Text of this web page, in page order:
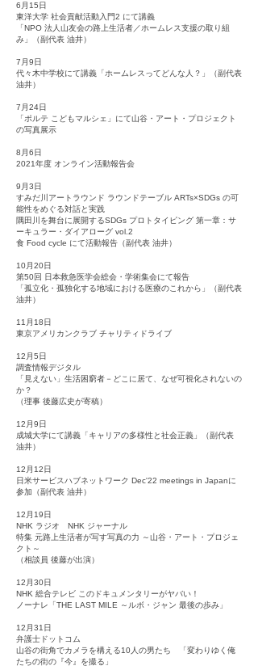
6月15日
東洋大学 社会貢献活動入門2 にて講義
「NPO 法人山友会の路上生活者／ホームレス支援の取り組
み」（副代表 油井）
7月9日
代々木中学校にて講義「ホームレスってどんな人？」（副代表
油井）
7月24日
「ポルテ こどもマルシェ」にて山谷・アート・プロジェクト
の写真展示
8月6日
2021年度 オンライン活動報告会
9月3日
すみだ川アートラウンド ラウンドテーブル ARTs×SDGs の可
能性をめぐる対話と実践
隅田川を舞台に展開するSDGs プロトタイピング 第一章：サ
ーキュラー・ダイアローグ vol.2
食 Food cycle にて活動報告（副代表 油井）
10月20日
第50回 日本救急医学会総会・学術集会にて報告
「孤立化・孤独化する地域における医療のこれから」（副代表
油井）
11月18日
東京アメリカンクラブ チャリティドライブ
12月5日
調査情報デジタル
「見えない」生活困窮者－どこに居て、なぜ可視化されないの
か？
（理事 後藤広史が寄稿）
12月9日
成城大学にて講義「キャリアの多様性と社会正義」（副代表
油井）
12月12日
日米サービスハブネットワーク Dec'22 meetings in Japanに
参加（副代表 油井）
12月19日
NHK ラジオ NHK ジャーナル
特集 元路上生活者が写す写真の力 ～山谷・アート・プロジェ
クト～
（相談員 後藤が出演）
12月30日
NHK 総合テレビ このドキュメンタリーがヤバい！
ノーナレ「THE LAST MILE ～ルボ・ジャン 最後の歩み」
12月31日
弁護士ドットコム
山谷の街角でカメラを構える10人の男たち 「変わりゆく俺
たちの街の『今』を撮る」